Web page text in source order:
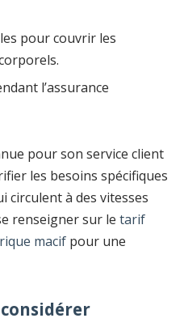
pour couvrir les
l’assurance
pour son service client
les besoins spécifiques
circulent à des vitesses
renseigner sur le tarif
macif pour une